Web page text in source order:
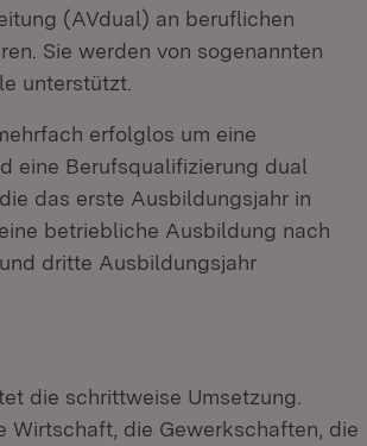
(AVdual) an beruflichen
Sie werden von sogenannten
unterstützt.
erfolglos um eine
eine Berufsqualifizierung dual
das erste Ausbildungsjahr in
betriebliche Ausbildung nach
dritte Ausbildungsjahr
die schrittweise Umsetzung.
Wirtschaft, die Gewerkschaften, die